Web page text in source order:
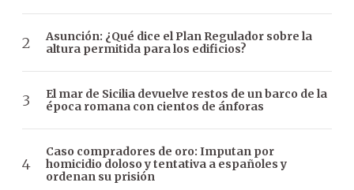
Asunción: ¿Qué dice el Plan Regulador sobre la
altura permitida para los edificios?
El mar de Sicilia devuelve restos de un barco de la
época romana con cientos de ánforas
Caso compradores de oro: Imputan por
homicidio doloso y tentativa a españoles y
ordenan su prisión